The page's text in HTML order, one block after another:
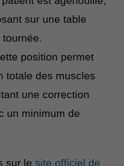
sur une table
position permet
totale des muscles
une correction
un minimum de
sur le site officiel de